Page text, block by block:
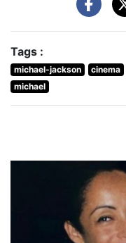
Tags :
michael-jackson cinema
michael